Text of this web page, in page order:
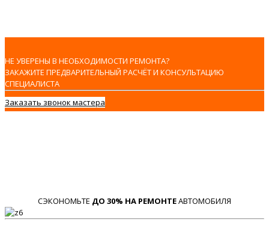
НЕ УВЕРЕНЫ В НЕОБХОДИМОСТИ РЕМОНТА?
ЗАКАЖИТЕ ПРЕДВАРИТЕЛЬНЫЙ РАСЧЁТ И КОНСУЛЬТАЦИЮ
СПЕЦИАЛИСТА
Заказать звонок мастера
СЭКОНОМЬТЕ ДО 30% НА РЕМОНТЕАВТОМОБИЛЯ